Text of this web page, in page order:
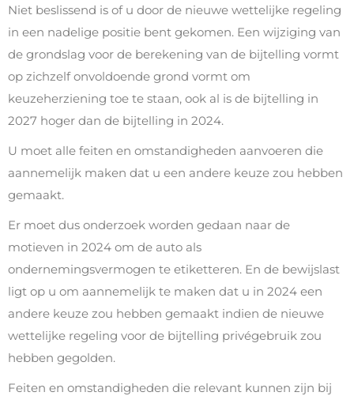
Niet beslissend is of u door de nieuwe wettelijke regeling
in een nadelige positie bent gekomen. Een wijziging van
de grondslag voor de berekening van de bijtelling vormt
op zichzelf onvoldoende grond vormt om
keuzeherziening toe te staan, ook al is de bijtelling in
2027 hoger dan de bijtelling in 2024.
U moet alle feiten en omstandigheden aanvoeren die
aannemelijk maken dat u een andere keuze zou hebben
gemaakt.
Er moet dus onderzoek worden gedaan naar de
motieven in 2024 om de auto als
ondernemingsvermogen te etiketteren. En de bewijslast
ligt op u om aannemelijk te maken dat u in 2024 een
andere keuze zou hebben gemaakt indien de nieuwe
wettelijke regeling voor de bijtelling privégebruik zou
hebben gegolden.
Feiten en omstandigheden die relevant kunnen zijn bij